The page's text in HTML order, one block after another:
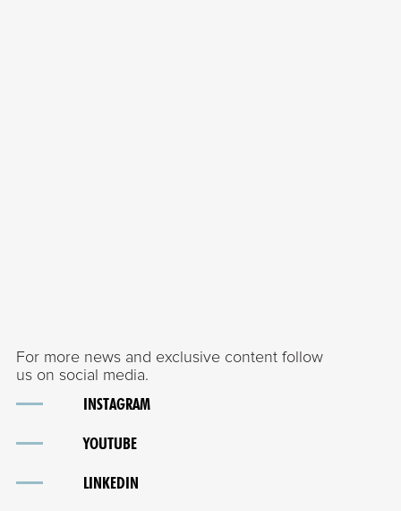
For more news and exclusive content follow
us on social media.
INSTAGRAM
YOUTUBE
LINKEDIN